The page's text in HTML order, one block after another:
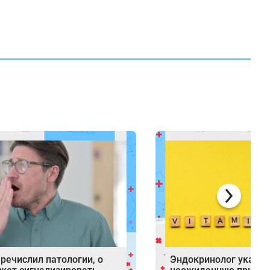
патологии, о
Эндокринолог